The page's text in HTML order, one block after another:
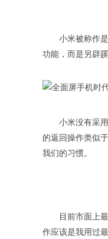
小米被称作
功能，而是另辟
小米没有采
的返回操作类似
我们的习惯。
目前市面上
作应该是我用过